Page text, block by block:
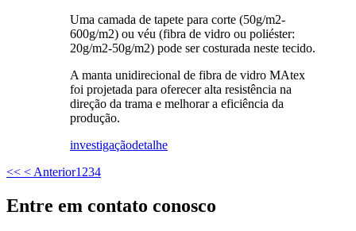
Uma camada de tapete para corte (50g/m2-
600g/m2) ou véu (fibra de vidro ou poliéster:
20g/m2-50g/m2) pode ser costurada neste tecido.
A manta unidirecional de fibra de vidro MAtex
foi projetada para oferecer alta resistência na
direção da trama e melhorar a eficiência da
produção.
investigaçãodetalhe
<< < Anterior1 234
Entre em contato conosco